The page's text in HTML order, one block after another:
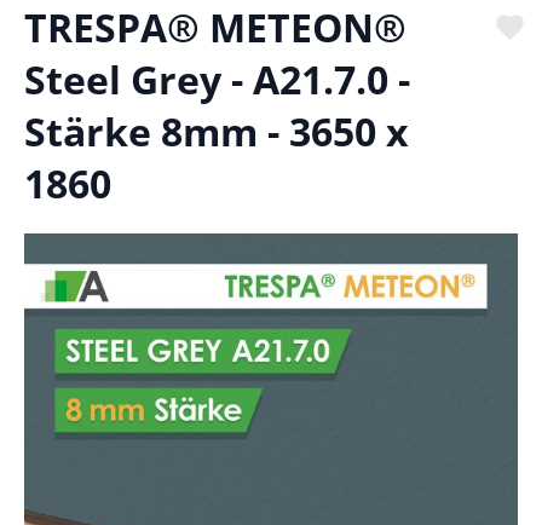
TRESPA® METEON®
Steel Grey - A21.7.0 -
Stärke 8mm - 3650 x
1860